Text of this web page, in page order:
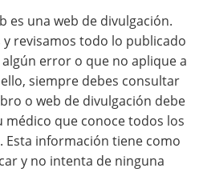
es una web de divulgación.
revisamos todo lo publicado
error o que no aplique a
siempre debes consultar
o web de divulgación debe
que conoce todos los
Esta información tiene como
y no intenta de ninguna